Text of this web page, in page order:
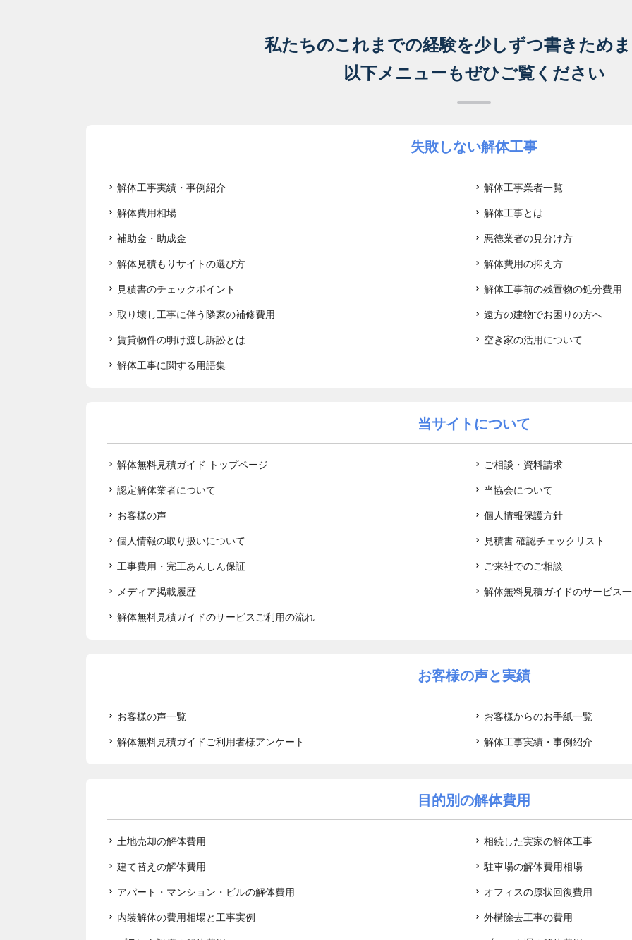
私たちのこれまでの経験を少しずつ書きため
以下メニューもぜひご覧ください
失敗しない解体工事
解体工事実績・事例紹介 解体工事業者一覧
解体費用相場 解体工事とは
補助金・助成金 悪徳業者の見分け方
解体見積もりサイトの選び方 解体費用の抑え方
見積書のチェックポイント 解体工事前の残置物の処分費用
取り壊し工事に伴う隣家の補修費用 遠方の建物でお困りの方へ
賃貸物件の明け渡し訴訟とは 空き家の活用について
解体工事に関する用語集
当サイトについて
解体無料見積ガイド トップページ ご相談・資料請求
認定解体業者について 当協会について
お客様の声 個人情報保護方針
個人情報の取り扱いについて 見積書 確認チェックリスト
工事費用・完工あんしん保証 ご来社でのご相談
メディア掲載履歴 解体無料見積ガイドのサービス
解体無料見積ガイドのサービスご利用の流れ
お客様の声と実績
お客様の声一覧 お客様からのお手紙一覧
解体無料見積ガイドご利用者様アンケート 解体工事実績・事例紹介
目的別の解体費用
土地売却の解体費用 相続した実家の解体工事
建て替えの解体費用 駐車場の解体費用相場
アパート・マンション・ビルの解体費用 オフィスの原状回復費用
内装解体の費用相場と工事実例 外構除去工事の費用